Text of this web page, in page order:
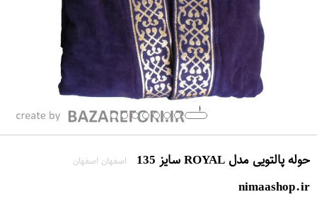
حوله پالتویی مدل ROYAL سایز 135 اصفهان اصفهان
nimaashop.ir